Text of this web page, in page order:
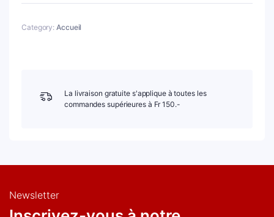
ALCOOL
Category: Accueil
La livraison gratuite s'applique à toutes les
commandes supérieures à Fr 150.-
Newsletter